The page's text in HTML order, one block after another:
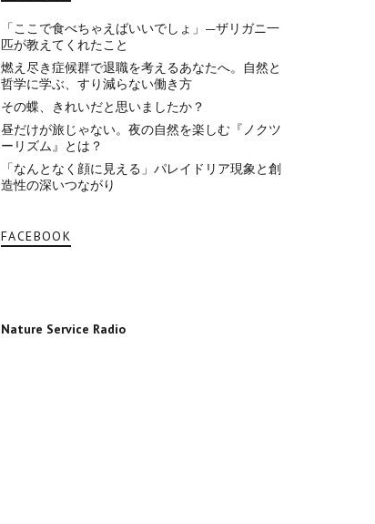
「ここで食べちゃえばいいでしょ」—ザリガニ一
匹が教えてくれたこと
燃え尽き症候群で退職を考えるあなたへ。自然と
哲学に学ぶ、すり減らない働き方
その蝶、きれいだと思いましたか？
昼だけが旅じゃない。夜の自然を楽しむ『ノクツ
ーリズム』とは？
「なんとなく顔に見える」パレイドリア現象と創
造性の深いつながり
FACEBOOK
Nature Service Radio